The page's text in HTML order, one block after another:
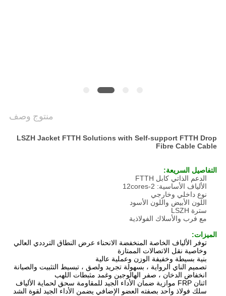
منتوج وصف
LSZH Jacket FTTH Solutions with Self-support FTTH Drop
Fibre Cable Cable
التفاصيل السريعة:
الدعم الذاتي كابل FTTH
الألياف الأساسية: 2-12cores
نوع داخلي وخارجي
اللون الأبيض واللون الأسود
سترة LSZH
مع فرب والأسلاك الفولاذية
الميزات:
توفر الألياف الخاصة المنخفضة الانحناء عرض النطاق الترددي العالي
وخاصية نقل الاتصالات الممتازة
بنية بسيطة وخفيفة الوزن وعملية عالية
تصميم الناي الرواية ، بسهولة تجريد ولصق ، تبسيط التثبيت والصيانة
انخفاض الدخان ، صفر الهالوجين وغمد مثبطات اللهب
اثنان FRP موازية ضمان الأداء الجيد للمقاومة سحق لحماية الألياف
سلك فولاذ واحد بصفته العضو الإضافي يضمن الأداء الجيد لقوة الشد